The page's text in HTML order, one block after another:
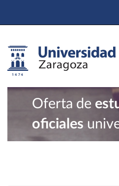
Oferta de
oficiales